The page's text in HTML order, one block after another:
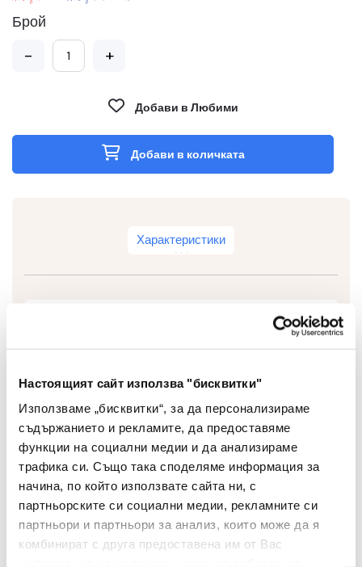
Настоящият сайт използва "бисквитки"
Използваме „бисквитки“, за да персонализираме
съдържанието и рекламите, да предоставяме
функции на социални медии и да анализираме
трафика си. Също така споделяме информация за
начина, по който използвате сайта ни, с
партньорските си социални медии, рекламните си
партньори и партньори за анализ, които може да я
комбинират с друга предоставена им от Вас
Брой
- +
Добави в Любими
Добави в количката
Характеристики
касета
Вид CF217A/CRG047
Капацитет 1600
HP LaserJet Pro M102a,
HP LaserJet Pro M102w,
M102a, HP LaserJetPro